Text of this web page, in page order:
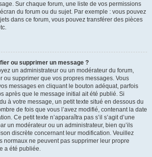
Sur chaque forum, une liste de vos permissions
du forum ou du sujet. Par exemple : vous pouvez
dans ce forum, vous pouvez transférer des pièces
ou supprimer un message ?
un administrateur ou un modérateur du forum,
ou supprimer que vos propres messages. Vous
messages en cliquant le bouton adéquat, parfois
après que le message initial ait été publié. Si
à votre message, un petit texte situé en dessous du
de fois que vous l’avez modifié, contenant la date
Ce petit texte n’apparaîtra pas s’il s’agit d’une
un modérateur ou un administrateur, bien qu’ils
discrète concernant leur modification. Veuillez
normaux ne peuvent pas supprimer leur propre
a été publiée.